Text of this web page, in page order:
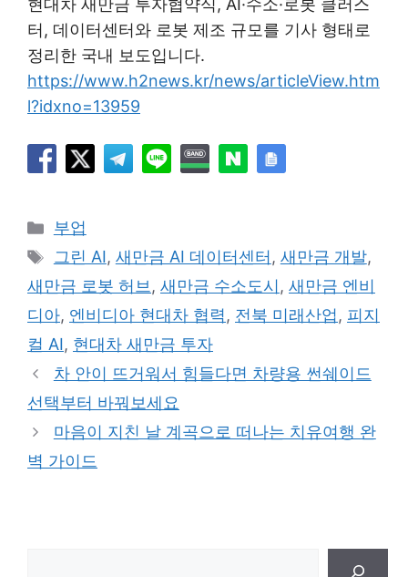
현대차 새만금 투자협약식, AI·수소·로봇 클러스
터, 데이터센터와 로봇 제조 규모를 기사 형태로
정리한 국내 보도입니다.
https://www.h2news.kr/news/articleView.htm
l?idxno=13959
카
테
고
리
부업
태
그
그린 AI, 새만금 AI 데이터센터, 새만금 개발,
새만금 로봇 허브, 새만금 수소도시, 새만금 엔비
디아, 엔비디아 현대차 협력, 전북 미래산업, 피지
컬 AI, 현대차 새만금 투자
차 안이 뜨거워서 힘들다면 차량용 썬쉐이드
선택부터 바꿔보세요
마음이 지친 날 계곡으로 떠나는 치유여행 완
벽 가이드